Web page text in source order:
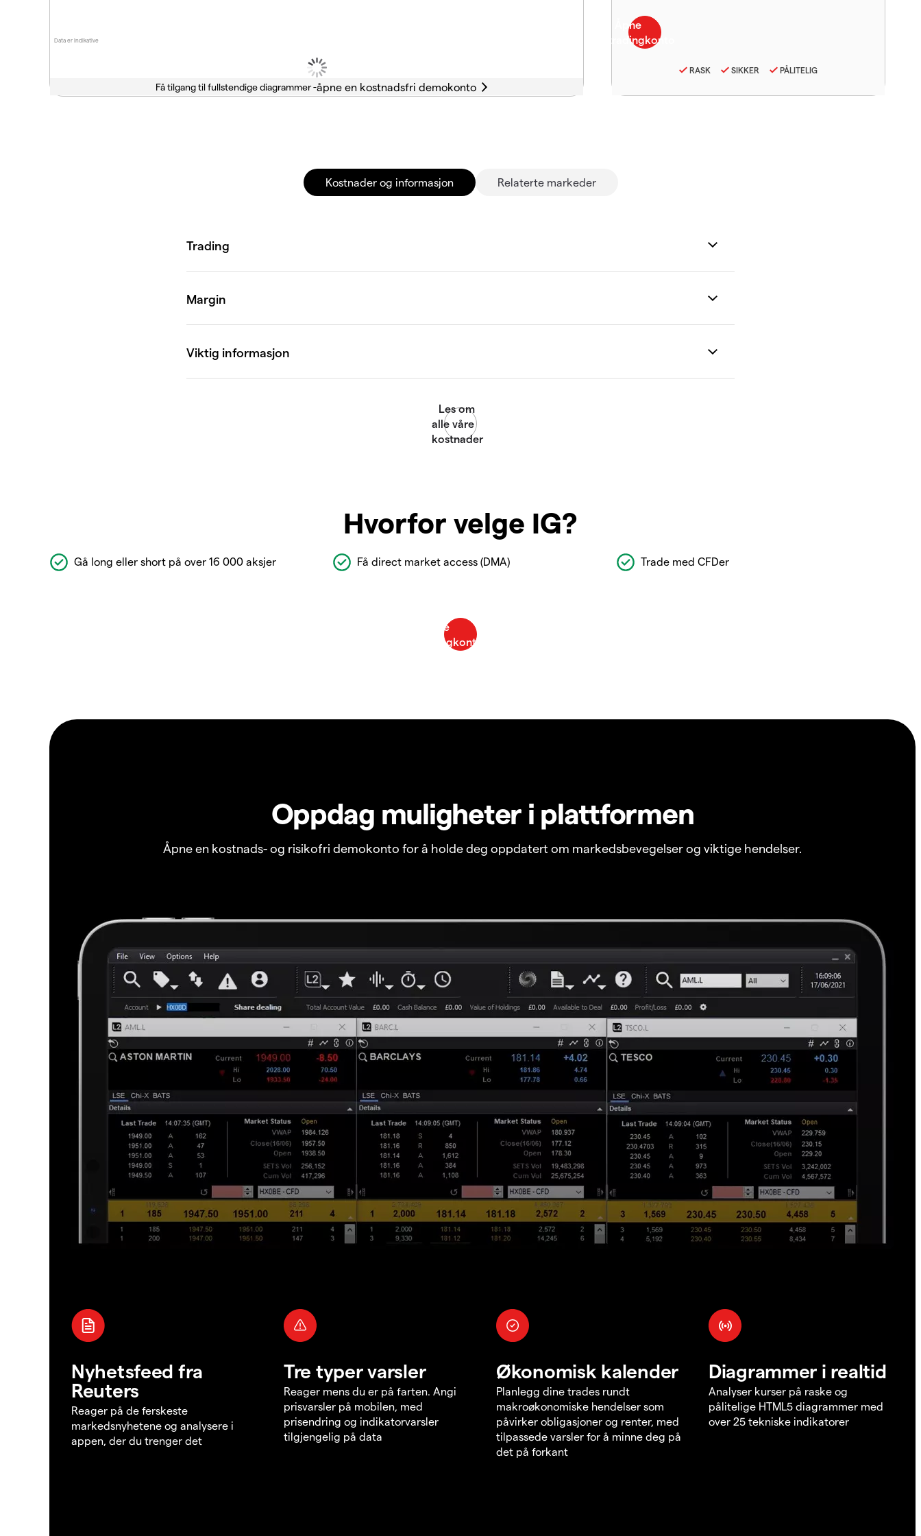
Data er indikative
Få tilgang til fullstendige diagrammer -
RASK SIKKER PÅLITELIG
Kostnader og informasjon Relaterte markeder
Hvorfor velge IG?
Gå long eller short på over 16 000 aksjer Få direct market access (DMA) Trade med CFDer
Oppdag muligheter i plattformen
Åpne en kostnads- og risikofri demokonto for å holde deg oppdatert om markedsbevegelser og viktige hendelser.
Nyhetsfeed fra
Reuters
Reager på de ferskeste
markedsnyhetene og analysere i
appen, der du trenger det
Tre typer varsler
Reager mens du er på farten. Angi
prisvarsler på mobilen, med
prisendring og indikatorvarsler
tilgjengelig på data
Økonomisk kalender
Planlegg dine trades rundt
makroøkonomiske hendelser som
påvirker obligasjoner og renter, med
tilpassede varsler for å minne deg på
det på forkant
Diagrammer i realtid
Analyser kurser på raske og
pålitelige HTML5 diagrammer med
over 25 tekniske indikatorer